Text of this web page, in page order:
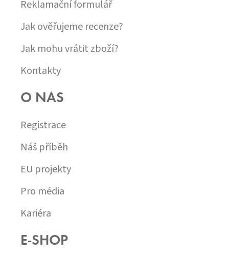
Reklamační formulář
Jak ověřujeme recenze?
Jak mohu vrátit zboží?
Kontakty
O NÁS
Registrace
Náš příběh
EU projekty
Pro média
Kariéra
E-SHOP